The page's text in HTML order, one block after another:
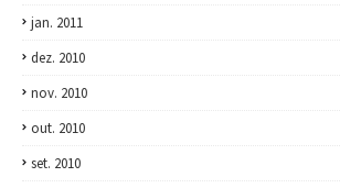
jan. 2011
dez. 2010
nov. 2010
out. 2010
set. 2010